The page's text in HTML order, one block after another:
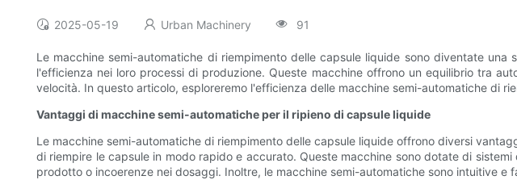
2025-05-19 Urban Machinery 91
Le macchine semi-automatiche di riempimento delle capsule liquide sono diventate
l'efficienza nei loro processi di produzione. Queste macchine offrono un equilibrio tra
velocità. In questo articolo, esploreremo l'efficienza delle macchine semi-automatiche di
Vantaggi di macchine semi-automatiche per il ripieno di capsule liquide
Le macchine semi-automatiche di riempimento delle capsule liquide offrono diversi
di riempire le capsule in modo rapido e accurato. Queste macchine sono dotate di
prodotto o incoerenze nei dosaggi. Inoltre, le macchine semi-automatiche sono intuitive